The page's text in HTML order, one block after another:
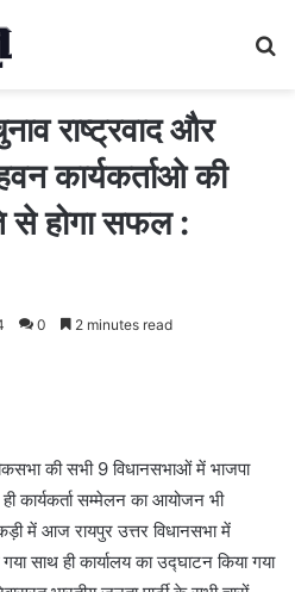
राष्ट्रवाद और
कार्यकर्ताओ की
से होगा सफल :
0 2 minutes read
की सभी 9 विधानसभाओं में भाजपा
कार्यकर्ता सम्मेलन का आयोजन भी
में आज रायपुर उत्तर विधानसभा में
साथ ही कार्यालय का उद्घाटन किया गया